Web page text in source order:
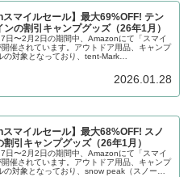
スマイルセール】最大69%OFF! テン
ンの割引キャンプグッズ（26年1月）
日〜2月2日の期間中、Amazonにて「スマイ
催されています。アウトドア用品、キャンプ
の対象となっており、tent-Mark
2026.01.28
スマイルセール】最大68%OFF! スノ
割引キャンプグッズ（26年1月）
日〜2月2日の期間中、Amazonにて「スマイ
催されています。アウトドア用品、キャンプ
の対象となっており、snow peak（スノーピ